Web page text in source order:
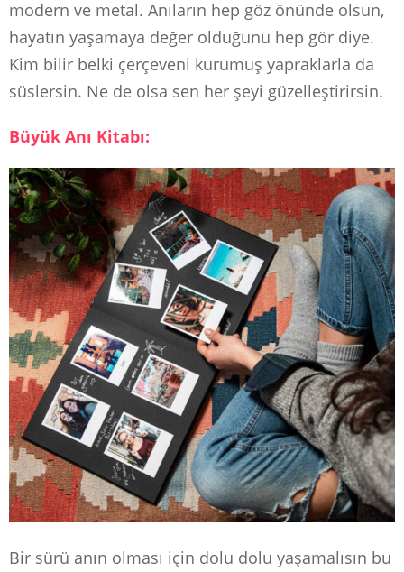
modern ve metal. Anıların hep göz önünde olsun,
hayatın yaşamaya değer olduğunu hep gör diye.
Kim bilir belki çerçeveni kurumuş yapraklarla da
süslersin. Ne de olsa sen her şeyi güzelleştirirsin.
Büyük Anı Kitabı:
Bir sürü anın olması için dolu dolu yaşamalısın bu